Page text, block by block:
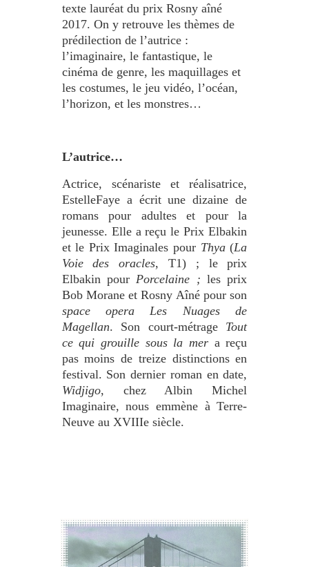
texte lauréat du prix Rosny aîné
2017. On y retrouve les thèmes de
prédilection de l’autrice :
l’imaginaire, le fantastique, le
cinéma de genre, les maquillages et
les costumes, le jeu vidéo, l’océan,
l’horizon, et les monstres…
L’autrice…
Actrice, scénariste et réalisatrice,
EstelleFaye a écrit une dizaine de
romans pour adultes et pour la
jeunesse. Elle a reçu le Prix Elbakin
et le Prix Imaginales pour Thya(La
Voie des oracles, T1) ; le prix
Elbakin pourPorcelaine ; les prix
Bob Morane et Rosny Aîné pour son
space opera Les Nuages de
Magellan. Son court-métrage Tout
ce qui grouille sous la mer a reçu
pas moins de treize distinctions en
festival. Son dernier roman en date,
Widjigo, chez Albin Michel
Imaginaire, nous emmène à Terre-
Neuve au XVIIIe siècle.